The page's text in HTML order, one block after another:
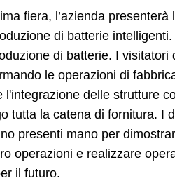
fiera, l’azienda
di batterie
di batterie. I
le operazioni di
l'integrazione delle strutture
tutta la catena di fornitura. I
presenti mano per
operazioni e realizzare
il futuro.